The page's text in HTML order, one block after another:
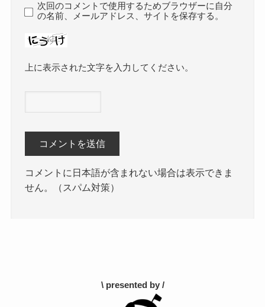
次回のコメントで使用するためブラウザーに自分
の名前、メールアドレス、サイトを保存する。
上に表示された文字を入力してください。
コメントに日本語が含まれない場合は表示できま
せん。（スパム対策）
\ presented by /